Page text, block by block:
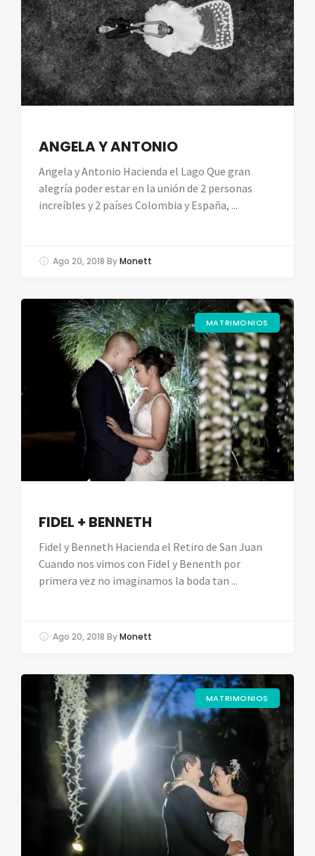
ANGELA Y ANTONIO
Angela y Antonio Hacienda el Lago Que gran
alegría poder estar en la unión de 2 personas
increíbles y 2 países Colombia y España, ...
Ago 20, 2018 ByMonett
MATRIMONIOS
FIDEL + BENNETH
Fidel y Benneth Hacienda el Retiro de San Juan
Cuando nos vimos con Fidel y Benenth por
primera vez no imaginamos la boda tan ...
Ago 20, 2018 ByMonett
MATRIMONIOS